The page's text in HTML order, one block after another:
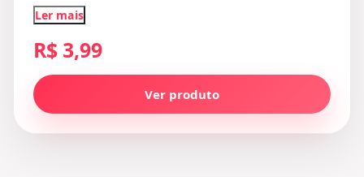
Ler mais
R$ 3,99
Ver produto